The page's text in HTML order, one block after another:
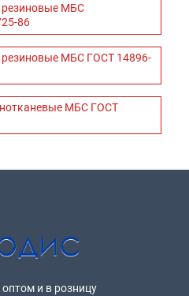
МБС
86
МБС ГОСТ 14896-
МБС ГОСТ
и в розницу